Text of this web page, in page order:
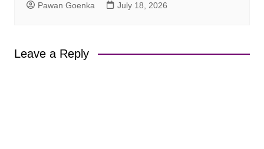
Pawan Goenka July 18, 2026
Leave a Reply